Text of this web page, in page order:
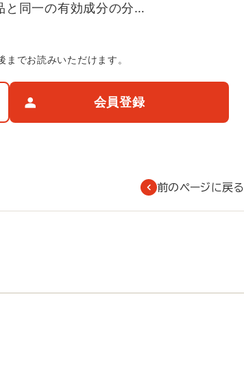
と同一の有効成分の分…
までお読みいただけます。
会員登録
前のページに戻る